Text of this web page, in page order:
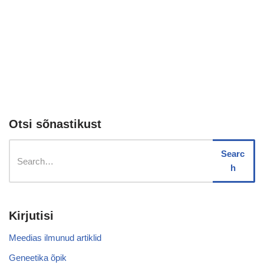
Otsi sõnastikust
Searc
h
Kirjutisi
Meedias ilmunud artiklid
Geneetika õpik